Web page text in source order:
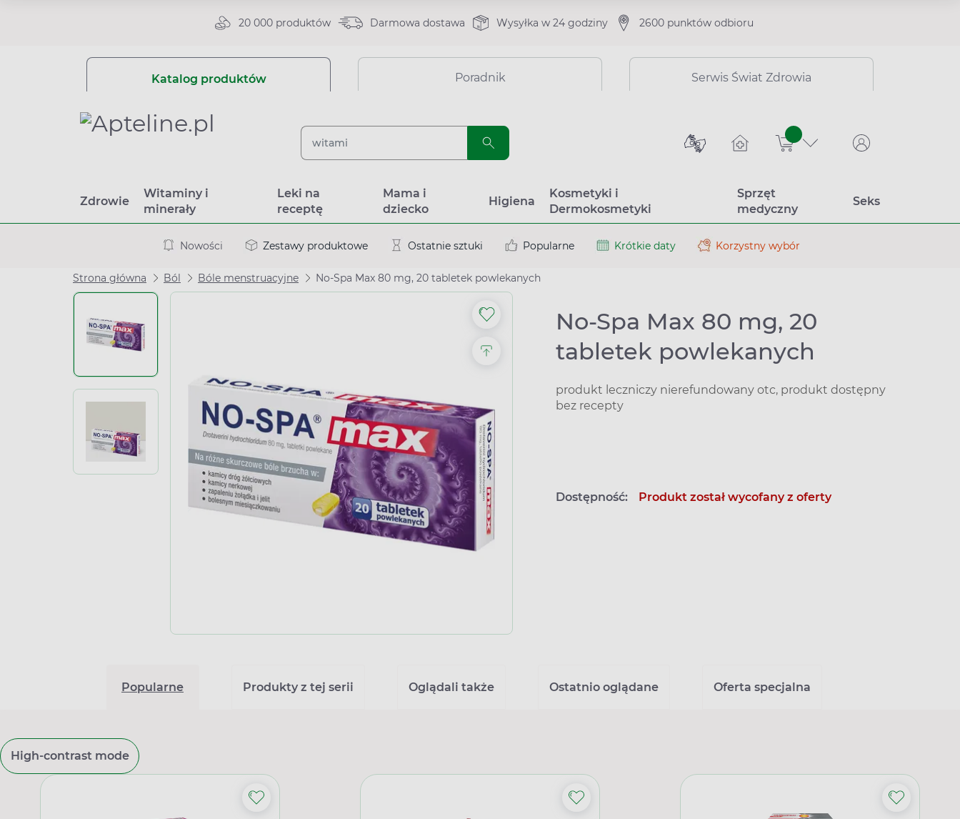
20 000 produktów Darmowa dostawa Wysyłka w 24 godziny 2600 punktów odbioru
Katalog produktów Poradnik Serwis Świat Zdrowia
sztuk
Zdrowie
Witaminy i
minerały
Leki na
receptę
Mama i
dziecko
Higiena
Kosmetyki i
Dermokosmetyki
Sprzęt
medyczny
Seks
Nowości Zestawy produktowe Ostatnie sztuki Popularne Krótkie daty Korzystny wybór
Strona główna Ból Bóle menstruacyjne No-Spa Max 80 mg, 20 tabletek powlekanych
No-Spa Max 80 mg, 20
tabletek powlekanych
produkt leczniczy nierefundowany otc, produkt dostępny
bez recepty
Dostępność: Produkt został wycofany z oferty
Popularne Produkty z tej serii Oglądali także Ostatnio oglądane Oferta specjalna
High-contrast mode